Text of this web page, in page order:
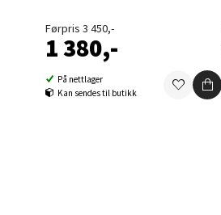
Førpris 3 450,-
1 380,-
På nettlager
Kan sendes til butikk